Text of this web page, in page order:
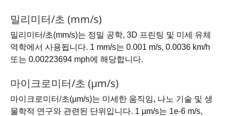
밀리미터/초 (mm/s)
밀리미터/초(mm/s)는 정밀 공학, 3D 프린팅 및 미세 유체
역학에서 사용됩니다. 1 mm/s는 0.001 m/s, 0.0036 km/h
또는 0.00223694 mph에 해당합니다.
마이크로미터/초 (µm/s)
마이크로미터/초(µm/s)는 미세한 움직임, 나노 기술 및 생
물학적 연구와 관련된 단위입니다. 1 µm/s는 1e-6 m/s,